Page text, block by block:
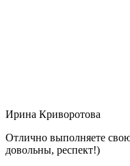
Ирина Криворотова
Отлично выполняете
довольны, респект!)